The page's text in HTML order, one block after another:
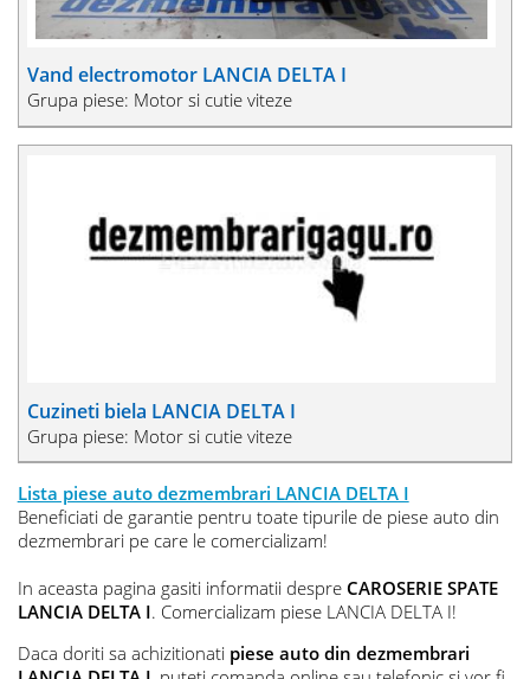
Vand electromotor LANCIA DELTA I
Grupa piese: Motor si cutie viteze
Cuzineti biela LANCIA DELTA I
Grupa piese: Motor si cutie viteze
Lista piese auto dezmembrari LANCIA DELTA I
Beneficiati de garantie pentru toate tipurile de piese auto din
dezmembrari pe care le comercializam!
In aceasta pagina gasiti informatii despre CAROSERIE SPATE
LANCIA DELTA I. Comercializam piese LANCIA DELTA I!
Daca doriti sa achizitionati piese auto din dezmembrari